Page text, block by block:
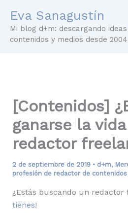
contenido
Eva Sanagustín
Mi blog d+m: descargando
contenidos y medios desde 2004
[Contenidos]
ganarse la
redactor
2 de septiembre de 2019 • d+m,
profesión de redactor de contenidos
¿Estás buscando un redactor
tienes!